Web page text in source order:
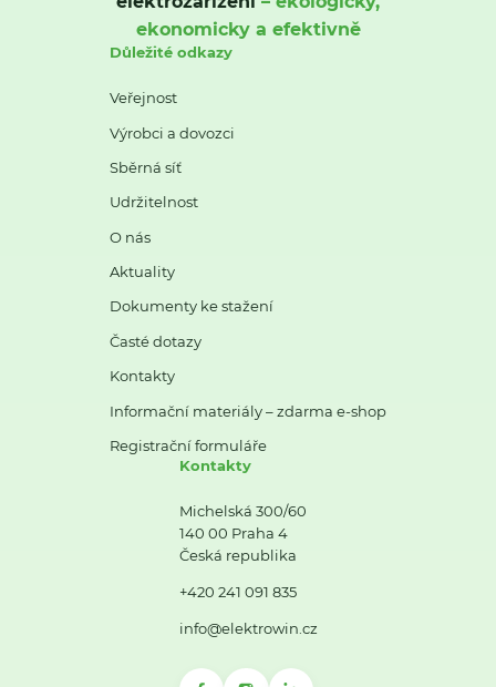
ekonomicky a efektivně
Důležité odkazy
Veřejnost
Výrobci a dovozci
Sběrná síť
Udržitelnost
O nás
Aktuality
Dokumenty ke stažení
Časté dotazy
Kontakty
Informační materiály – zdarma e-shop
Registrační formuláře
Kontakty
Michelská 300/60
140 00 Praha 4
Česká republika
+420 241 091 835
info@elektrowin.cz